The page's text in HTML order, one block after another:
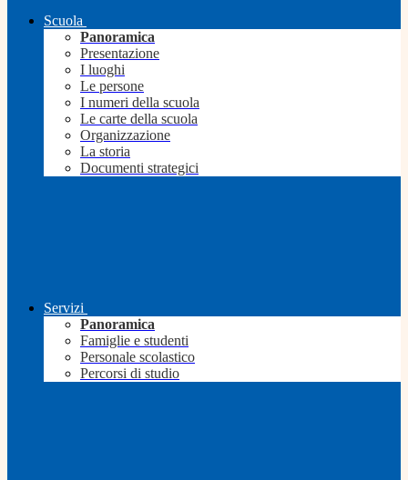
Scuola
Panoramica
Presentazione
I luoghi
Le persone
I numeri della scuola
Le carte della scuola
Organizzazione
La storia
Documenti strategici
Servizi
Panoramica
Famiglie e studenti
Personale scolastico
Percorsi di studio